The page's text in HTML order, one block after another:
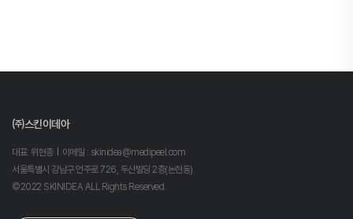
㈜스킨이데아
대표: 위현종
이메일 : skinidea@medipeel.com
서울특별시 강남구 언주로 726, 두산빌딩 2층(논현동)
©2022 SKINIDEA ALL Rights Reserved.